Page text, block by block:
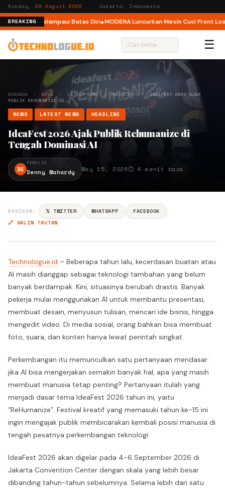
Sunday, 09 August 2026 · Jakarta, Indonesia
BREAKING
Pelari Melampaui Batas Diri MODENA Luncurkan Mesin Cuci Front Load
⌕ ☰
BERANDA / NEWS / LATEST NEWS / HEADLINE/IDEAFEST 2026 AJAK
PUBLIK REHUMANIZE DI…
NEWS LATEST NEWS HEADLINE
IdeaFest 2026 Ajak Publik Rehumanize di
Tengah Dominasi AI
DE
PENULIS
Denny Mahardy May 15, 2026⏱ 4 menit baca
BAGIKAN: 𝕏 TWITTER WHATSAPP
FACEBOOK
🔗 SALIN TAUTAN
Technologue.id – Beberapa tahun lalu, kecerdasan buatan atau
AI masih dianggap sebagai teknologi tambahan yang belum
banyak berdampak. Kini, situasinya berubah drastis. Banyak
pekerja mulai menggunakan AI untuk membantu presentasi,
membuat desain, menyusun tulisan, mencari ide bisnis, hingga
mengedit video. Di media sosial, orang bahkan bisa membuat
foto, suara, dan konten hanya lewat perintah singkat.
Perkembangan itu memunculkan satu pertanyaan mendasar:
jika AI bisa mengerjakan semakin banyak hal, apa yang masih
membuat manusia tetap penting? Pertanyaan itulah yang
menjadi dasar tema IdeaFest 2026 tahun ini, yaitu
“ReHumanize”. Festival kreatif yang memasuki tahun ke-15 ini
ingin mengajak publik membicarakan kembali posisi manusia di
tengah pesatnya perkembangan teknologi.
IdeaFest 2026 akan digelar pada 4-6 September 2026 di
Jakarta Convention Center dengan skala yang lebih besar
dibanding tahun-tahun sebelumnya. Selama lebih dari satu